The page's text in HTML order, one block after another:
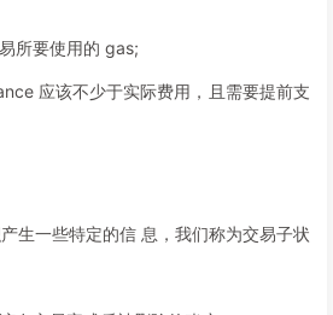
所要使用的 gas;
应该不少于实际费用，且需要提前支
生一些特定的信 息，我们称为交易子状